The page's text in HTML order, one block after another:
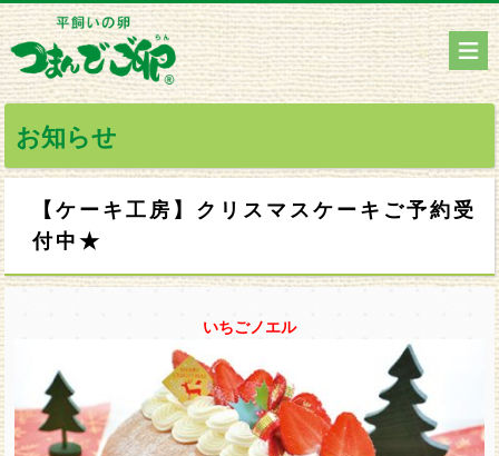
お知らせ
【ケーキ工房】クリスマスケーキご予約受
付中★
いちごノエル